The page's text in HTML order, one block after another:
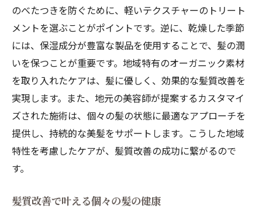
のべたつきを防ぐために、軽いテクスチャーのトリート
メントを選ぶことがポイントです。逆に、乾燥した季節
には、保湿成分が豊富な製品を使用することで、髪の潤
いを保つことが重要です。地域特有のオーガニック素材
を取り入れたケアは、髪に優しく、効果的な髪質改善を
実現します。また、地元の美容師が提案するカスタマイ
ズされた施術は、個々の髪の状態に最適なアプローチを
提供し、持続的な美髪をサポートします。こうした地域
特性を考慮したケアが、髪質改善の成功に繋がるので
す。
髪質改善で叶える個々の髪の健康